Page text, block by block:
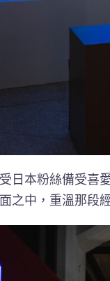
本粉絲備受喜
之中，重溫那段